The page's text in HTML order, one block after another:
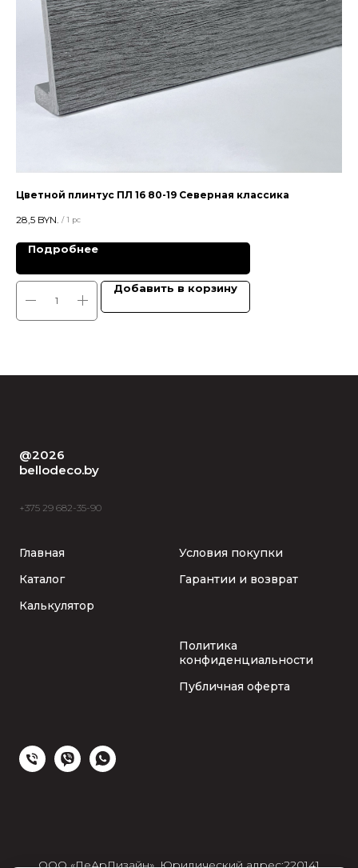
Цветной плинтус ПЛ 16 80-19 Северная классика
28,5 BYN. / 1 pc
Подробнее
Добавить в корзину
@2026
bellodeco.by
+375 29 682-35-90
Главная
Каталог
Калькулятор
Условия покупки
Гарантии и возврат
Политика
конфиденциальности
Публичная оферта
ООО «ЛеАрДизайн», Юридический адрес:220141